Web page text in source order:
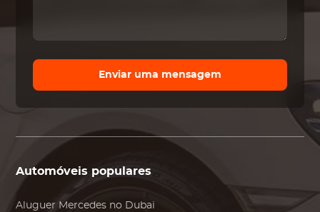
Enviar uma mensagem
Automóveis populares
Aluguer Mercedes no Dubai